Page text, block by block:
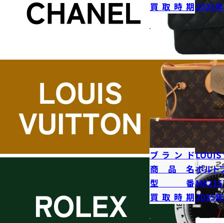
買取時期2025
ブランドLOUIS
商品名ポルト
型番
買取時期2025